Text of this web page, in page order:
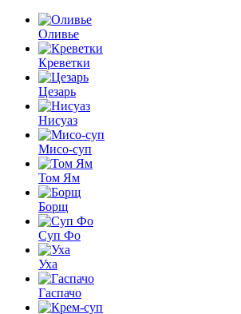
Оливье
Креветки
Цезарь
Нисуаз
Мисо-суп
Том Ям
Борщ
Суп Фо
Уха
Гаспачо